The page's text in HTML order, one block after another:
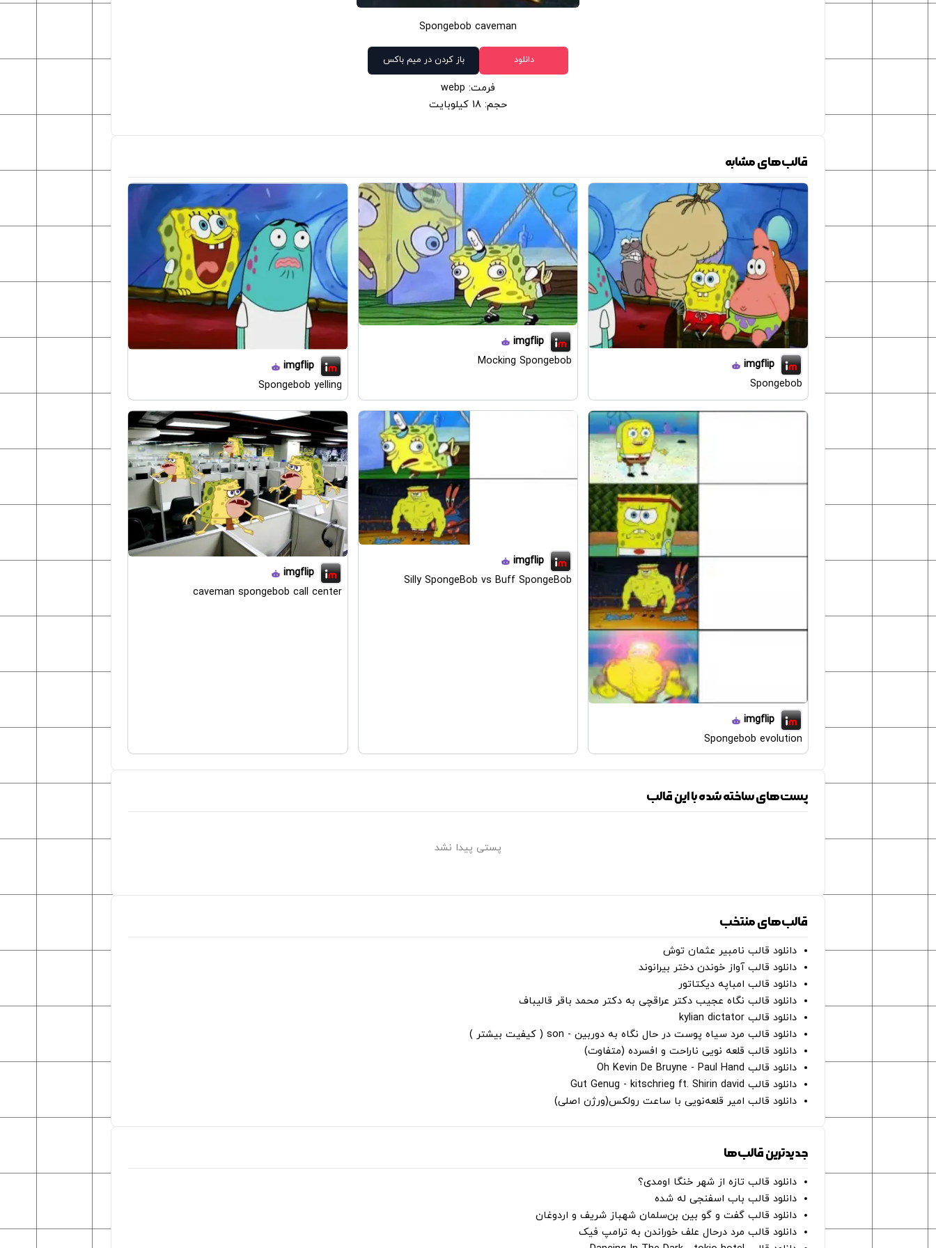
Spongebob caveman
دانلود باز کردن در میم باکس
فرمت: webp
حجم: 18 کیلوبایت
قالب‌های مشابه
imgflip
Spongebob
imgflip
Mocking Spongebob
imgflip
Spongebob yelling
imgflip
Spongebob evolution
imgflip
Silly SpongeBob vs Buff SpongeBob
imgflip
caveman spongebob call center
پست‌های ساخته شده با این قالب
پستی پیدا نشد
قالب‌های منتخب
دانلود قالب نامبیر عثمان ‌توش
دانلود قالب آواز خوندن دختر بیرانوند
دانلود قالب امباپه دیکتاتور
دانلود قالب نگاه عجیب دکتر عراقچی به دکتر محمد باقر قالیباف
دانلود قالب kylian dictator
دانلود قالب مرد سیاه پوست در حال نگاه به دوربین - son ( کیفیت بیشتر )
دانلود قالب قلعه نویی ناراحت و افسرده (متفاوت)
دانلود قالب Oh Kevin De Bruyne - Paul Hand
دانلود قالب Gut Genug - kitschrieg ft. Shirin david
دانلود قالب امیر قلعه‌نویی با ساعت رولکس(ورژن اصلی)
جدیدترین قالب‌ها
دانلود قالب تازه از شهر خنگا اومدی؟
دانلود قالب باب اسفنجی له شده
دانلود قالب گفت و گو بین بن‌سلمان شهباز شریف و اردوغان
دانلود قالب مرد درحال علف خوراندن به ترامپ فیک